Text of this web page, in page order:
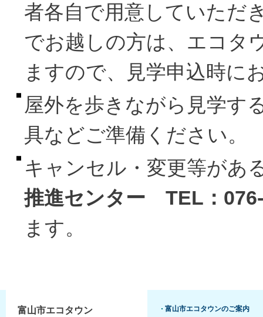
者各自で用意していただ
でお越しの方は、エコタ
ますので、見学申込時に
屋外を歩きながら見学す
具などご準備ください。
キャンセル・変更等があ
推進センター TEL：
ます。
富山市エコタウン
富山市エコタウンのご案内